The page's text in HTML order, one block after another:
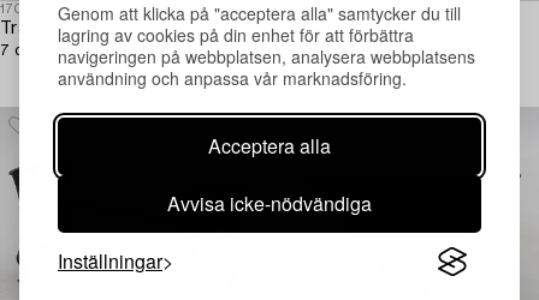
Genom att klicka på "acceptera alla" samtycker du till
lagring av cookies på din enhet för att förbättra
navigeringen på webbplatsen, analysera webbplatsens
användning och anpassa vår marknadsföring.
Acceptera alla
Avvisa icke-nödvändiga
Inställningar
1709037
Trädgårdsmöbler,
7 delar, Artwood.
1709365
Josef Frank
Karmstolar ett par, modell 591,
Firma Svenskt Tenn.